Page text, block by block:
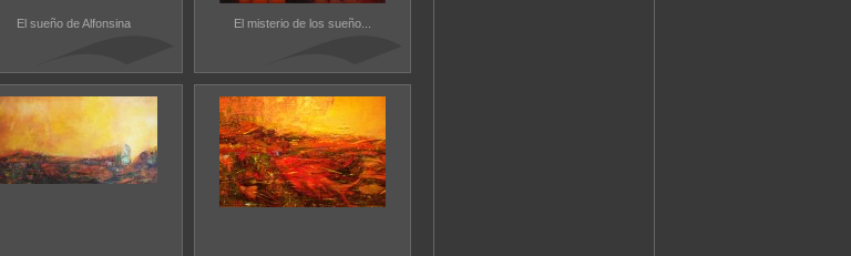
El sueño de Alfonsina El misterio de los sueño...